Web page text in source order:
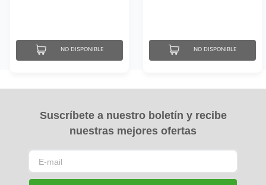
NO DISPONIBLE NO DISPONIBLE
Suscríbete a nuestro boletín y recibe
nuestras mejores ofertas